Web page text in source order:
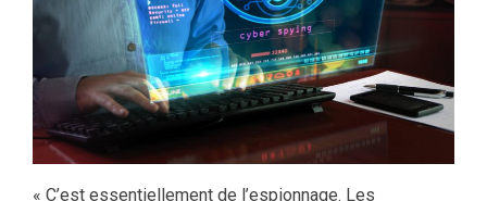
« C’est essentiellement de l’espionnage. Les